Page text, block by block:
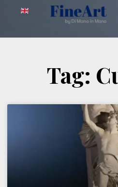
Tag: